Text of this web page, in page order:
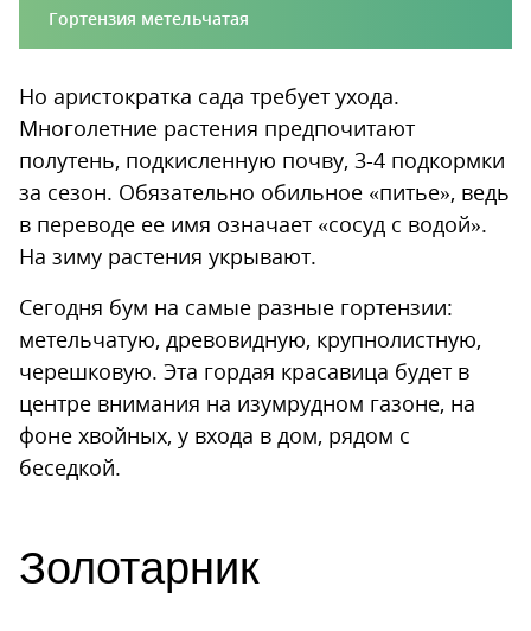
Гортензия метельчатая
Но аристократка сада требует ухода.
Многолетние растения предпочитают
полутень, подкисленную почву, 3-4 подкормки
за сезон. Обязательно обильное «питье», ведь
в переводе ее имя означает «сосуд с водой».
На зиму растения укрывают.
Сегодня бум на самые разные гортензии:
метельчатую, древовидную, крупнолистную,
черешковую. Эта гордая красавица будет в
центре внимания на изумрудном газоне, на
фоне хвойных, у входа в дом, рядом с
беседкой.
Золотарник